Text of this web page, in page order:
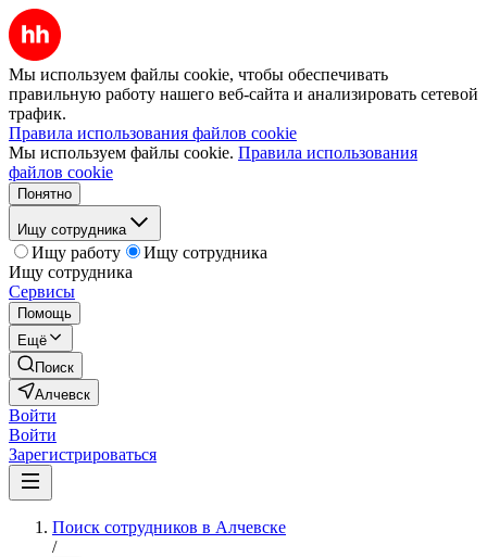
Мы используем файлы cookie, чтобы обеспечивать
правильную работу нашего веб-сайта и анализировать сетевой
трафик.
Правила использования файлов cookie
Мы используем файлы cookie. Правила использования
файлов cookie
Понятно
Ищу сотрудника
Ищу работу
Ищу сотрудника
Ищу сотрудника
Сервисы
Помощь
Ещё
Поиск
Алчевск
Войти
Войти
Зарегистрироваться
Поиск сотрудников в Алчевске
/